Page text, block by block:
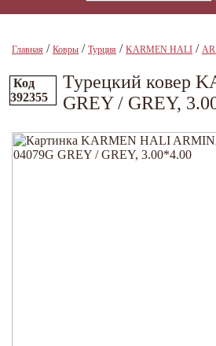
Главная / Ковры / Турция / KARMEN HALI /
Код
392355
Турецкий ковер
GREY / GREY,